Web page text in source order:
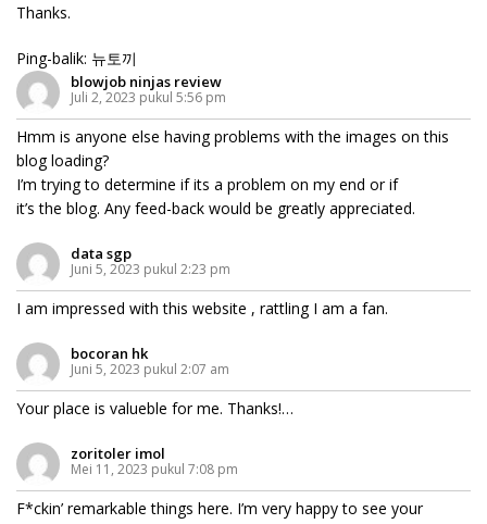
Thanks.
Ping-balik: 뉴토끼
blowjob ninjas review
Juli 2, 2023 pukul 5:56 pm
Hmm is anyone else having problems with the images on this
blog loading?
I’m trying to determine if its a problem on my end or if
it’s the blog. Any feed-back would be greatly appreciated.
data sgp
Juni 5, 2023 pukul 2:23 pm
I am impressed with this website , rattling I am a fan.
bocoran hk
Juni 5, 2023 pukul 2:07 am
Your place is valueble for me. Thanks!…
zoritoler imol
Mei 11, 2023 pukul 7:08 pm
F*ckin’ remarkable things here. I’m very happy to see your